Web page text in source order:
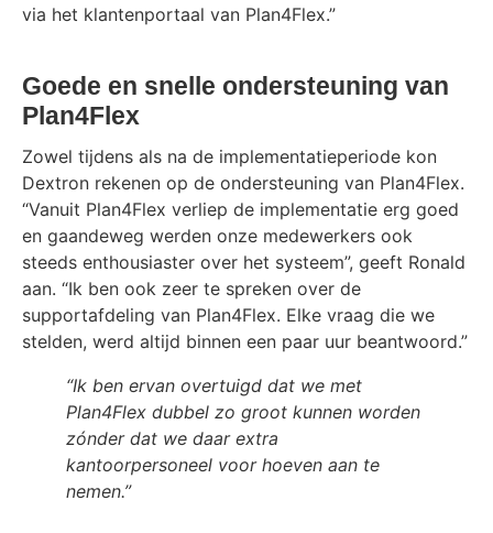
via het klantenportaal van Plan4Flex.”
Goede en snelle ondersteuning van
Plan4Flex
Zowel tijdens als na de implementatieperiode kon
Dextron rekenen op de ondersteuning van Plan4Flex.
“Vanuit Plan4Flex verliep de implementatie erg goed
en gaandeweg werden onze medewerkers ook
steeds enthousiaster over het systeem”, geeft Ronald
aan. “Ik ben ook zeer te spreken over de
supportafdeling van Plan4Flex. Elke vraag die we
stelden, werd altijd binnen een paar uur beantwoord.”
“Ik ben ervan overtuigd dat we met
Plan4Flex dubbel zo groot kunnen worden
zónder dat we daar extra
kantoorpersoneel voor hoeven aan te
nemen.”